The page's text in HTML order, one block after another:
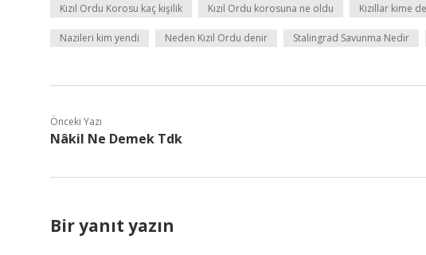
Kızıl Ordu Korosu kaç kişilik Kızıl Ordu korosuna ne oldu Kızıllar kime
Nazileri kim yendi Neden Kızıl Ordu denir Stalingrad Savunma Nedir
Önceki Yazı
Nâkil Ne Demek Tdk
Bir yanıt yazın